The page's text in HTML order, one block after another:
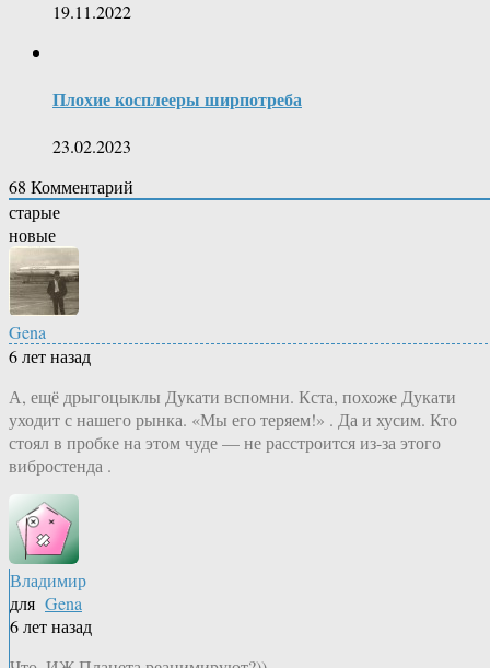
19.11.2022
Плохие косплееры ширпотреба
23.02.2023
68 Комментарий
старые
новые
Gena
6 лет назад
А, ещё дрыгоцыклы Дукати вспомни. Кста, похоже Дукати
уходит с нашего рынка. «Мы его теряем!» . Да и хусим. Кто
стоял в пробке на этом чуде — не расстроится из-за этого
вибростенда .
Владимир
для Gena
6 лет назад